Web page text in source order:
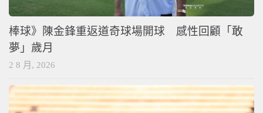
棒球》陳金鋒重返道奇球場開球 感性回顧「敢
夢」歲月
2 8 月, 2026